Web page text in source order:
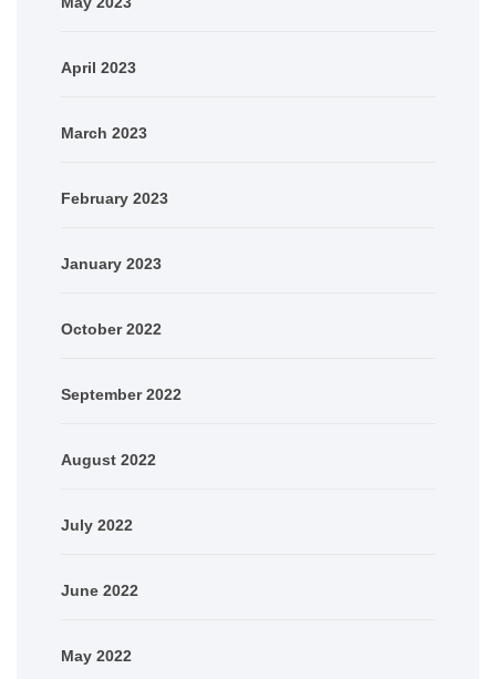
April 2023
March 2023
February 2023
January 2023
October 2022
September 2022
August 2022
July 2022
June 2022
May 2022